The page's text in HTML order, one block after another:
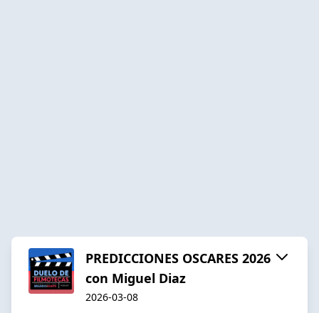
PREDICCIONES OSCARES 2026
con Miguel Diaz
2026-03-08